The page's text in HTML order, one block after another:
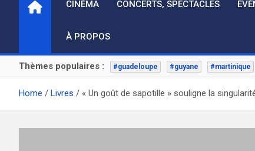
CINÉMA CONCERTS, SPECTACLES
À PROPOS
Thèmes populaires : #guadeloupe #guyane #martinique
Home Livres « Un goût de sapotille » souligne la